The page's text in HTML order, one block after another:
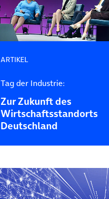
ARTIKEL
Tag der Industrie:
Zur Zukunft des
Wirtschaftsstandorts
Deutschland